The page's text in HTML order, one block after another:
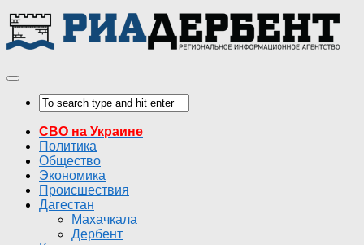
СВО на Украине
Политика
Общество
Экономика
Происшествия
Дагестан
Махачкала
Дербент